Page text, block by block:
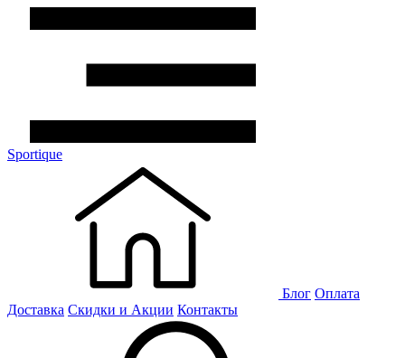
Sportique
Блог Оплата
Доставка Скидки и Акции Контакты